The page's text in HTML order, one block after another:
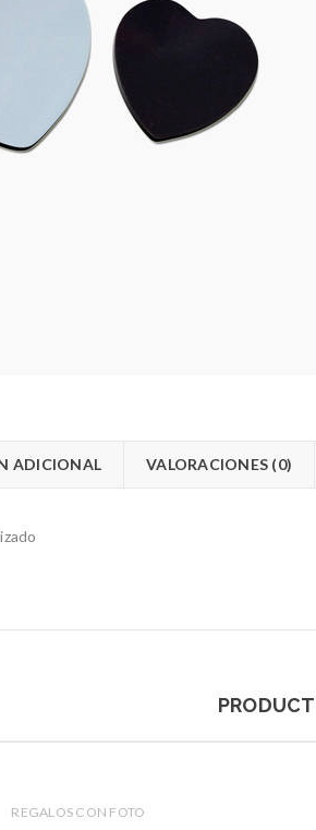
ADICIONAL VALORACIONES (0)
REGALOS CON FOTO